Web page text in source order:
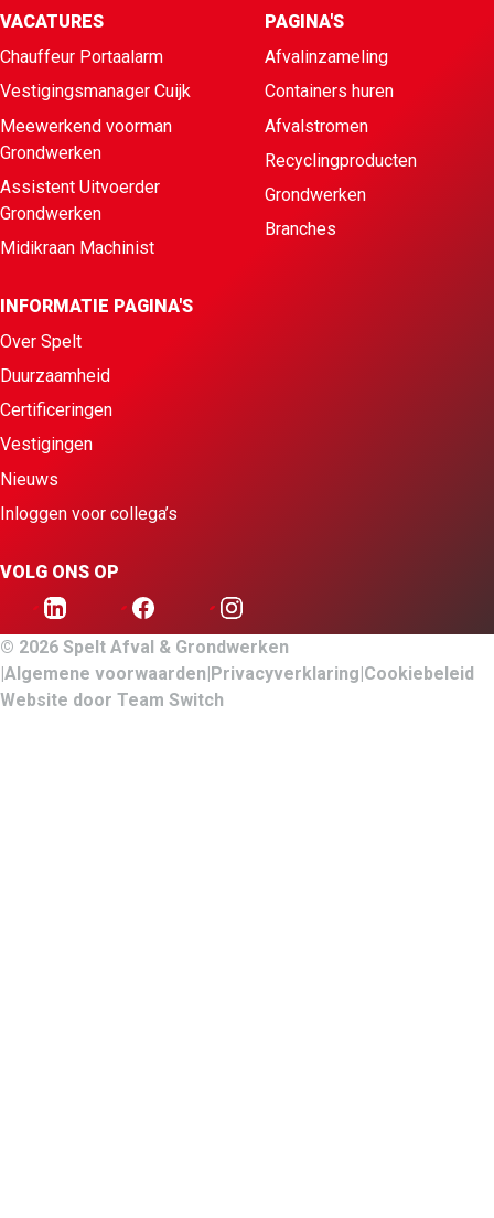
VACATURES
Chauffeur Portaalarm
Vestigingsmanager Cuijk
Meewerkend voorman
Grondwerken
Assistent Uitvoerder
Grondwerken
Midikraan Machinist
PAGINA'S
Afvalinzameling
Containers huren
Afvalstromen
Recyclingproducten
Grondwerken
Branches
INFORMATIE PAGINA'S
Over Spelt
Duurzaamheid
Certificeringen
Vestigingen
Nieuws
Inloggen voor collega’s
VOLG ONS OP
© 2026 Spelt Afval & Grondwerken
Algemene voorwaarden Privacyverklaring Cookiebeleid
Website door Team Switch